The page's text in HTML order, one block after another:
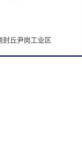
封丘尹岗工业区